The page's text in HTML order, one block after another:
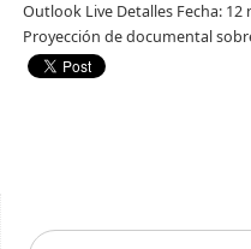
Outlook Live Detalles Fecha: 12
Proyección de documental